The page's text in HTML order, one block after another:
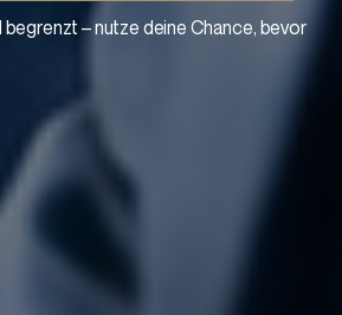
– nutze deine Chance, bevor